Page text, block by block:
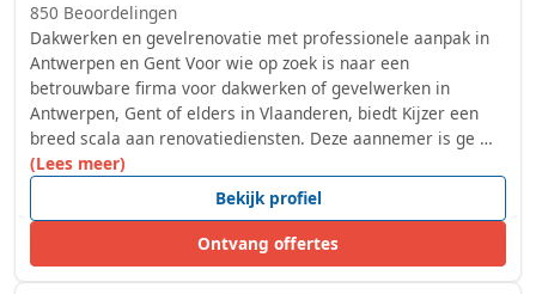
850 Beoordelingen
Dakwerken en gevelrenovatie met professionele aanpak in
Antwerpen en Gent Voor wie op zoek is naar een
betrouwbare firma voor dakwerken of gevelwerken in
Antwerpen, Gent of elders in Vlaanderen, biedt Kijzer een
breed scala aan renovatiediensten. Deze aannemer is ge …
(Lees meer)
Bekijk profiel
Ontvang offertes